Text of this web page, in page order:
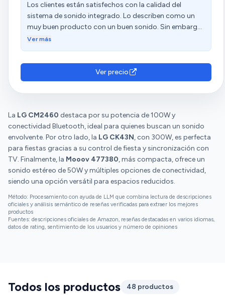
Los clientes están satisfechos con la calidad del
sistema de sonido integrado. Lo describen como un
muy buen producto con un buen sonido. Sin embargo,
tienen opiniones diversas sobre su funcionamiento.
Ver más
Ver precio
La LG CM2460 destaca por su potencia de 100W y
conectividad Bluetooth, ideal para quienes buscan un sonido
envolvente. Por otro lado, la LG CK43N, con 300W, es perfecta
para fiestas gracias a su control de fiesta y sincronización con
TV. Finalmente, la Mooov 477380, más compacta, ofrece un
sonido estéreo de 50W y múltiples opciones de conectividad,
siendo una opción versátil para espacios reducidos.
Método: Procesamiento con ayuda de LLM que combina lectura de descripciones
oficiales y análisis semántico de reseñas verificadas para extraer los mejores
productos
Fuentes: descripciones oficiales de Amazon, reseñas destacadas en varios idiomas,
datos de rating, sentimiento de los usuarios y número de opiniones
Todos los productos
48 productos